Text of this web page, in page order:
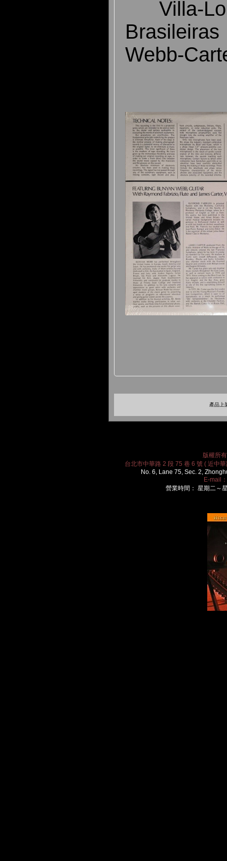
Villa-
Webb-
產品上
版權所
台北市中華路 2 段 75 巷 6 號 ( 近中
No. 6, Lane 75, Sec. 2,
E-mail：
營業時間： 星期二～